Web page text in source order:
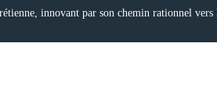
innovant par son chemin rationnel